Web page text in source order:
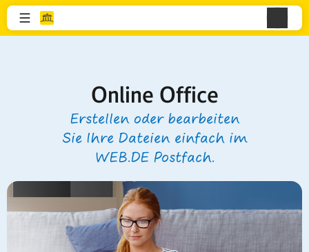
Online Office
Erstellen oder bearbeiten
Sie Ihre Dateien einfach im
WEB.DE Postfach.